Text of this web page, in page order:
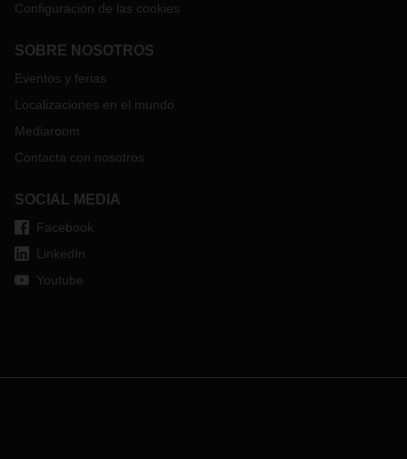
Configuración de las cookies
SOBRE NOSOTROS
Eventos y ferias
Localizaciones en el mundo
Mediaroom
Contacta con nosotros
SOCIAL MEDIA
Facebook
LinkedIn
Youtube